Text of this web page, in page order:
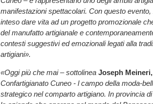
manifestazioni spettacolari. Con questo
inteso dare vita ad un progetto promozionale
del manufatto artigianale e
contesti suggestivi ed emozionali legati alla
artigiani».
«Oggi più che mai – sottolinea Joseph Meineri,
Confartigianato Cuneo - l campo della moda-
strategico nel comparto artigiano. In provincia